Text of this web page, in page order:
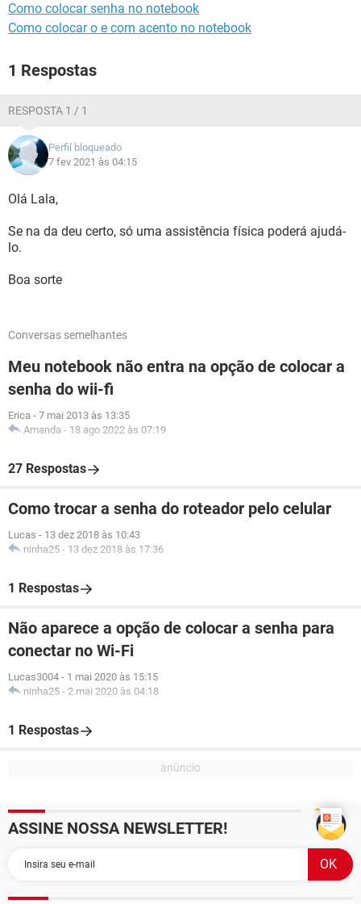
Como colocar senha no notebook
Como colocar o e com acento no notebook
1 Respostas
RESPOSTA 1 / 1
Perfil bloqueado
7 fev 2021 às 04:15
Olá Lala,
Se na da deu certo, só uma assistência física poderá ajudá-
lo.
Boa sorte
Conversas semelhantes
Meu notebook não entra na opção de colocar a
senha do wii-fi
Erica - 7 mai 2013 às 13:35
Amanda - 18 ago 2022 às 07:19
27 Respostas
Como trocar a senha do roteador pelo celular
Lucas - 13 dez 2018 às 10:43
ninha25 - 13 dez 2018 às 17:36
1 Respostas
Não aparece a opção de colocar a senha para
conectar no Wi-Fi
Lucas3004 - 1 mai 2020 às 15:15
ninha25 - 2 mai 2020 às 04:18
1 Respostas
ASSINE NOSSA NEWSLETTER!